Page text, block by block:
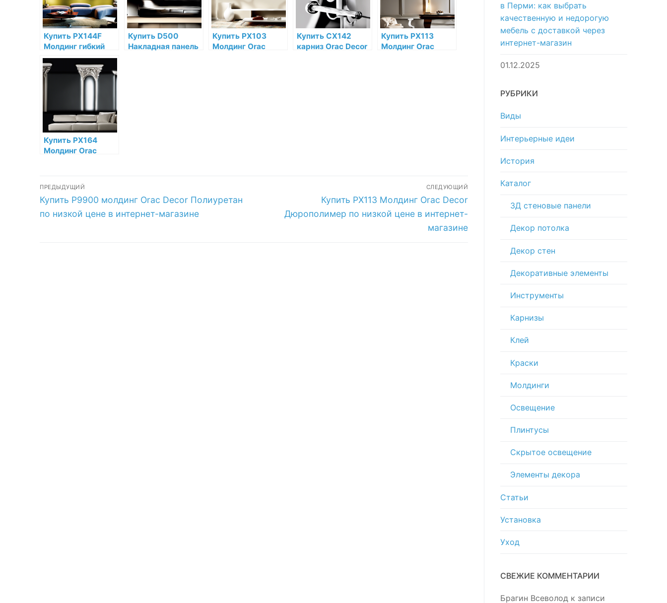
Купить PX144F
Молдинг гибкий
Orac Decor
Полиуретан по
низкой цене в
Купить D500
Накладная панель
Купить PX103
Молдинг Orac
Купить CX142
карниз Orac Decor
Купить PX113
Молдинг Orac
Купить PX164
Молдинг Orac
низкой цене в
интернет-
магазине
Навигация
по
записям
ПРЕДЫДУЩИЙ
Предыдущая
запись:
Купить P9900 молдинг Orac Decor Полиуретан
по низкой цене в интернет-магазине
СЛЕДУЮЩИЙ
Следующая
запись:
Купить PX113 Молдинг Orac Decor
Дюрополимер по низкой цене в интернет-
магазине
в Перми: как выбрать
качественную и недорогую
мебель с доставкой через
интернет-магазин
01.12.2025
РУБРИКИ
Виды
Интерьерные идеи
История
Каталог
3Д стеновые панели
Декор потолка
Декор стен
Декоративные элементы
Инструменты
Карнизы
Клей
Краски
Молдинги
Освещение
Плинтусы
Скрытое освещение
Элементы декора
Статьи
Установка
Уход
СВЕЖИЕ КОММЕНТАРИИ
Брагин Всеволод к записи